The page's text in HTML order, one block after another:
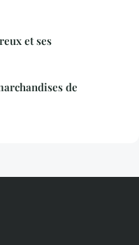
et ses
de